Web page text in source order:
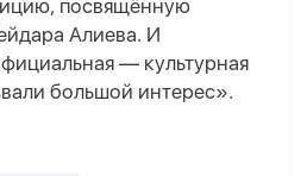
посвящённую
Алиева. И
— культурная
большой интерес».